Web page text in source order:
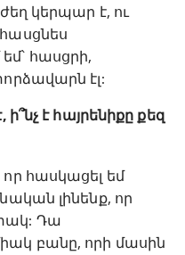
կերպար է, ու
հասցրի,
էլ:
է հայրենիքը քեզ
հասկացել եմ
լինենք, որ
Դա
բանը, որի մասին